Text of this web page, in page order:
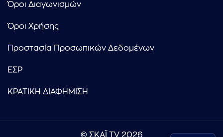
Όροι Διαγωνισμών
Όροι Χρήσης
Προστασία Προσωπικών Δεδομένων
ΕΣΡ
ΚΡΑΤΙΚΗ ΔΙΑΦΗΜΙΣΗ
© ΣΚΑΪ TV 2026